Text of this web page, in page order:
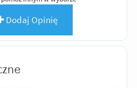
Dodaj Opinię